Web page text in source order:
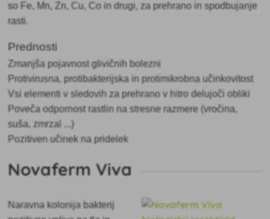
so Fe, Mn, Zn, Cu, Co in drugi, za prehrano in spodbujanje
rasti.
Prednosti
Zmanjša pojavnost glivičnih bolezni
Protivirusna, protibakterijska in protimikrobna učinkovitost
Vsi elementi v sledovih za prehrano v hitro delujoči obliki
Poveča odpornost rastlin na stresne razmere (vročina,
suša, zmrzal ...)
Pozitiven učinek na pridelek
Novaferm Viva
Naravna kolonija bakterij